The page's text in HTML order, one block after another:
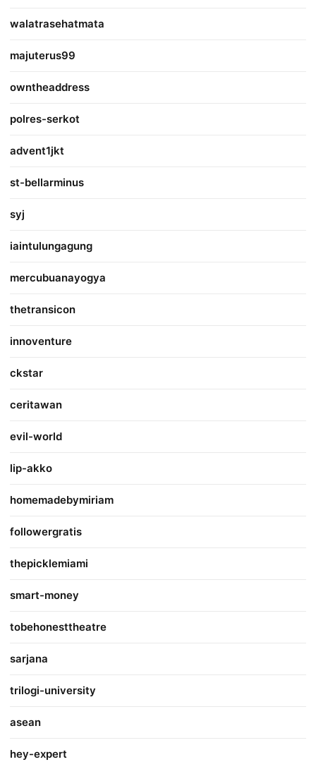
walatrasehatmata
majuterus99
owntheaddress
polres-serkot
advent1jkt
st-bellarminus
syj
iaintulungagung
mercubuanayogya
thetransicon
innoventure
ckstar
ceritawan
evil-world
lip-akko
homemadebymiriam
followergratis
thepicklemiami
smart-money
tobehonesttheatre
sarjana
trilogi-university
asean
hey-expert